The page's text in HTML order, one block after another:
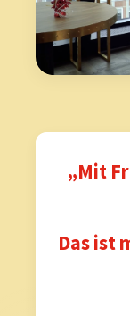
„Mit
Das ist